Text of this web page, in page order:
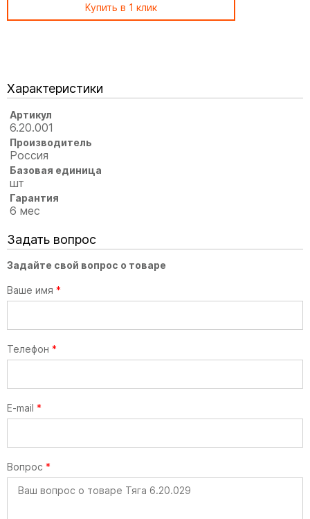
Купить в 1 клик
Характеристики
Артикул
6.20.001
Производитель
Россия
Базовая единица
шт
Гарантия
6 мес
Задать вопрос
Задайте свой вопрос о товаре
Ваше имя *
Телефон *
E-mail *
Вопрос *